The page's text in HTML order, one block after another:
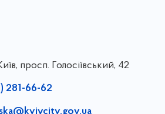
просп. Голосіївський, 42
281-66-62